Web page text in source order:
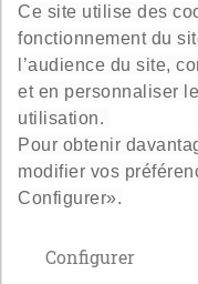
Terrine 45 Cl - To100
Petite et élégante
Prix
12,00 €
Ce site utilise des
fonctionnement du
l’audience du site,
et en personnaliser
utilisation.
Pour obtenir
modifier vos
Configurer».
Configurer